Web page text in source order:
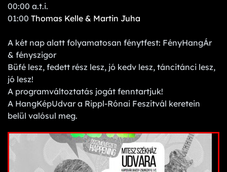
00:00 a.t.i.
01:00 Thomas Kelle & Martin Juha
A két nap alatt folyamatosan fénytfest: FényHangÁr
& fényszigor
Büfé lesz, fedett rész lesz, jó kedv lesz, táncitánci lesz,
jó lesz!
A programváltoztatás jogát fenntartjuk!
A HangKépUdvar a Rippl-Rónai Feszitvál keretein
belül valósul meg.